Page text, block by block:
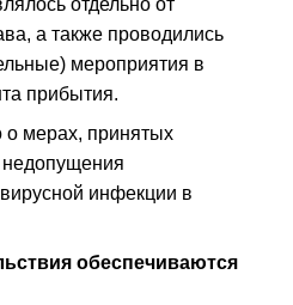
отдельно от
а также проводились
мероприятия в
прибытия.
о мерах, принятых
инфекции в
обеспечиваются